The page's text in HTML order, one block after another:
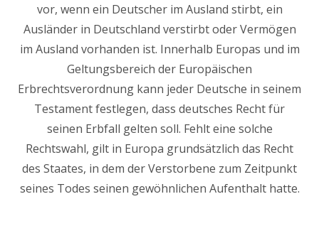
vor, wenn ein Deutscher im Ausland stirbt, ein
Ausländer in Deutschland verstirbt oder Vermögen
im Ausland vorhanden ist. Innerhalb Europas und im
Geltungsbereich der Europäischen
Erbrechtsverordnung kann jeder Deutsche in seinem
Testament festlegen, dass deutsches Recht für
seinen Erbfall gelten soll. Fehlt eine solche
Rechtswahl, gilt in Europa grundsätzlich das Recht
des Staates, in dem der Verstorbene zum Zeitpunkt
seines Todes seinen gewöhnlichen Aufenthalt hatte.